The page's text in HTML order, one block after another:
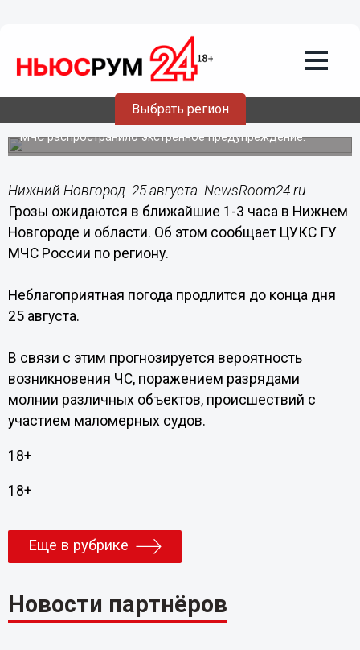
Выбрать регион
25.08.201713:03
Грозы ожидаются в ближайшие 1-3
часа в Нижнем Новгороде и области
МЧС распространило экстренное предупреждение.
Нижний Новгород. 25 августа. NewsRoom24.ru -
Грозы ожидаются в ближайшие 1-3 часа в Нижнем
Новгороде и области. Об этом сообщает ЦУКС ГУ
МЧС России по региону.
Неблагоприятная погода продлится до конца дня
25 августа.
В связи с этим прогнозируется вероятность
возникновения ЧС, поражением разрядами
молнии различных объектов, происшествий с
участием маломерных судов.
18+
18+
Еще в рубрике
Новости партнёров